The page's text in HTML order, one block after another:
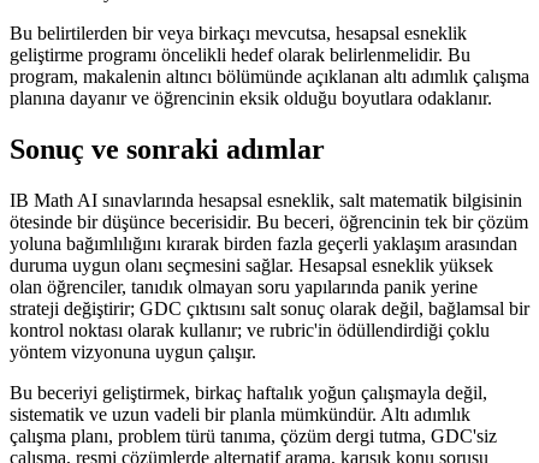
Bu belirtilerden bir veya birkaçı mevcutsa, hesapsal esneklik
geliştirme programı öncelikli hedef olarak belirlenmelidir. Bu
program, makalenin altıncı bölümünde açıklanan altı adımlık çalışma
planına dayanır ve öğrencinin eksik olduğu boyutlara odaklanır.
Sonuç ve sonraki adımlar
IB Math AI sınavlarında hesapsal esneklik, salt matematik bilgisinin
ötesinde bir düşünce becerisidir. Bu beceri, öğrencinin tek bir çözüm
yoluna bağımlılığını kırarak birden fazla geçerli yaklaşım arasından
duruma uygun olanı seçmesini sağlar. Hesapsal esneklik yüksek
olan öğrenciler, tanıdık olmayan soru yapılarında panik yerine
strateji değiştirir; GDC çıktısını salt sonuç olarak değil, bağlamsal bir
kontrol noktası olarak kullanır; ve rubric'in ödüllendirdiği çoklu
yöntem vizyonuna uygun çalışır.
Bu beceriyi geliştirmek, birkaç haftalık yoğun çalışmayla değil,
sistematik ve uzun vadeli bir planla mümkündür. Altı adımlık
çalışma planı, problem türü tanıma, çözüm dergi tutma, GDC'siz
çalışma, resmi çözümlerde alternatif arama, karışık konu sorusu